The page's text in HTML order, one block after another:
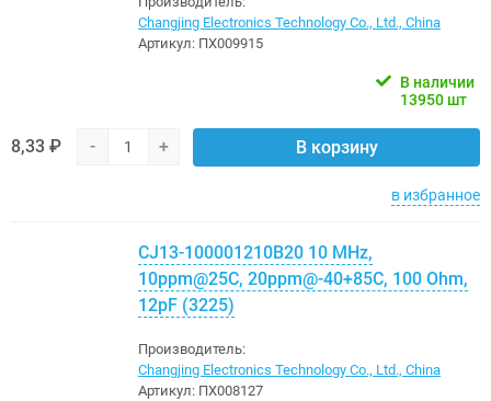
Changjing Electronics Technology Co., Ltd., China
Артикул: ПХ009915
В наличии
13950 шт
8,33 ₽ - + В корзину
в избранное
CJ13-100001210B20 10 MHz,
10ppm@25C, 20ppm@-40+85C, 100 Ohm,
12pF (3225)
Производитель:
Changjing Electronics Technology Co., Ltd., China
Артикул: ПХ008127